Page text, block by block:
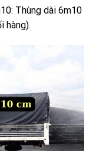
Thùng dài 6m10
hàng).